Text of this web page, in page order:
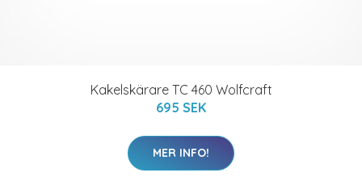
Kakelskärare TC 460 Wolfcraft
695 SEK
MER INFO!